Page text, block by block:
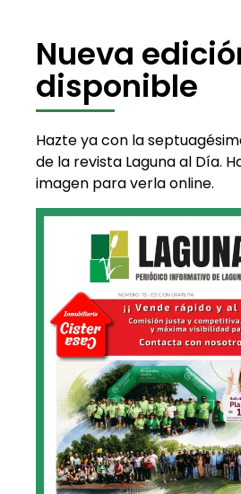
Nueva
disponible
Hazte ya con la
de la revista Laguna al Día.
imagen para verla online.